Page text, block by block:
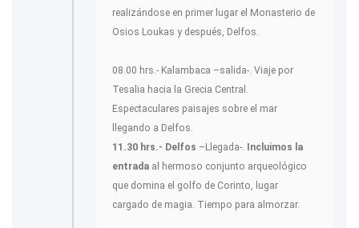
realizándose en primer lugar el Monasterio de
Osios Loukas y después, Delfos.
08.00 hrs.- Kalambaca –salida-. Viaje por
Tesalia hacia la Grecia Central.
Espectaculares paisajes sobre el mar
llegando a Delfos.
11.30 hrs.- Delfos –Llegada-. Incluimos la
entrada al hermoso conjunto arqueológico
que domina el golfo de Corinto, lugar
cargado de magia. Tiempo para almorzar.